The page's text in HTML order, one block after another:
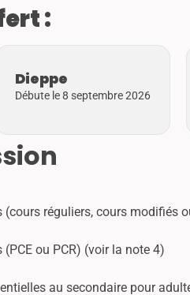
:
Dieppe
Débute le 8 septembre 2026
(cours réguliers, cours
ou PCR) (voir la note 4)
au secondaire pour